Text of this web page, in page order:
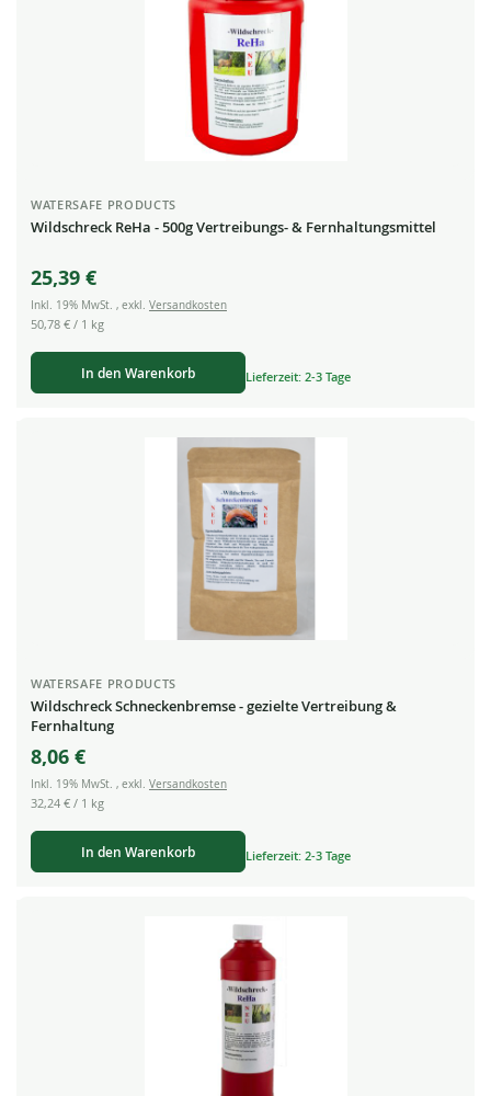
WATERSAFE PRODUCTS
Wildschreck ReHa - 500g Vertreibungs- & Fernhaltungsmittel
25,39 €
Inkl. 19% MwSt. , exkl. Versandkosten
50,78 € / 1 kg
In den Warenkorb Lieferzeit: 2-3 Tage
WATERSAFE PRODUCTS
Wildschreck Schneckenbremse - gezielte Vertreibung &
Fernhaltung
8,06 €
Inkl. 19% MwSt. , exkl. Versandkosten
32,24 € / 1 kg
In den Warenkorb Lieferzeit: 2-3 Tage